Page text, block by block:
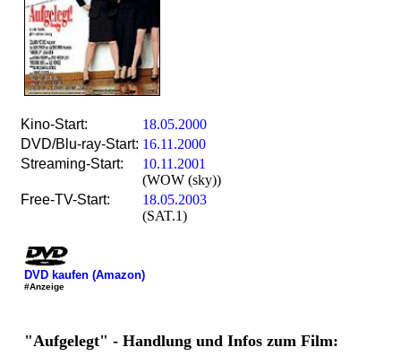
Kino-Start:
18.05.2000
DVD/Blu-ray-Start: 16.11.2000
Streaming-Start:
10.11.2001
(WOW (sky))
Free-TV-Start:
18.05.2003
(SAT.1)
DVD kaufen (Amazon)
#Anzeige
"Aufgelegt" - Handlung und Infos zum Film: